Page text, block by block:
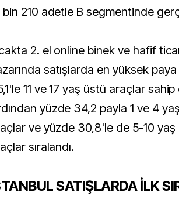
bin 210 adetle B segmentinde
2. el online binek ve hafif
satışlarda en yüksek
11 ve 17 yaş üstü araçlar
yüzde 34,2 payla 1 ve 4
ve yüzde 30,8'le de 5-10 yaş
sıralandı.
SATIŞLARDA İLK